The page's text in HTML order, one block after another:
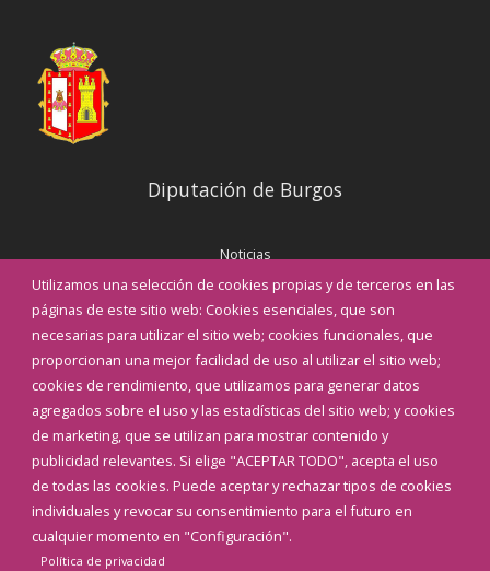
Utilizamos una selección de cookies propias y de terceros en las
páginas de este sitio web: Cookies esenciales, que son
necesarias para utilizar el sitio web; cookies funcionales, que
proporcionan una mejor facilidad de uso al utilizar el sitio web;
cookies de rendimiento, que utilizamos para generar datos
agregados sobre el uso y las estadísticas del sitio web; y cookies
de marketing, que se utilizan para mostrar contenido y
publicidad relevantes. Si elige "ACEPTAR TODO", acepta el uso
de todas las cookies. Puede aceptar y rechazar tipos de cookies
individuales y revocar su consentimiento para el futuro en
cualquier momento en "Configuración".
Política de privacidad
Diputación de Burgos
Noticias
Eventos
Corporación Municipal
Teléfonos de interés
INICIAR SESIÓN
MAPA WEB